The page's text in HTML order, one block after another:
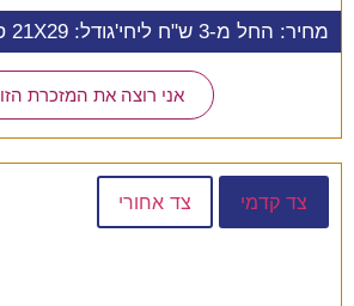
מחיר: החל מ-3 ש"ח ליחי'
גודל: 21X29 ס"מ
אני רוצה את המזכרת הזו
צד קדמי צד אחורי